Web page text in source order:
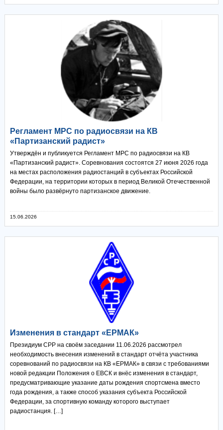
Регламент МРС по радиосвязи на КВ
«Партизанский радист»
Утверждён и публикуется Регламент МРС по радиосвязи на КВ
«Партизанский радист». Соревнования состоятся 27 июня 2026 года
на местах расположения радиостанций в субъектах Российской
Федерации, на территории которых в период Великой Отечественной
войны было развёрнуто партизанское движение.
15.06.2026
Изменения в стандарт «ЕРМАК»
Президиум СРР на своём заседании 11.06.2026 рассмотрел
необходимость внесения изменений в стандарт отчёта участника
соревнований по радиосвязи на КВ «ЕРМАК» в связи с требованиями
новой редакции Положения о ЕВСК и внёс изменения в стандарт,
предусматривающие указание даты рождения спортсмена вместо
года рождения, а также способ указания субъекта Российской
Федерации, за спортивную команду которого выступает
радиостанция. […]